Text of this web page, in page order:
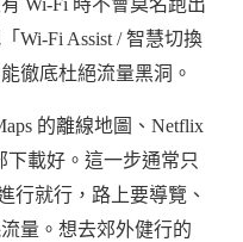
Wi-Fi 時不會莫名跑出
Wi-Fi Assist / 智慧切換
徹底杜絕流量黑洞。
的離線地圖、Netflix
下載好。這一步通常只
行就行，路上要導覽、
量。想去郊外健行的